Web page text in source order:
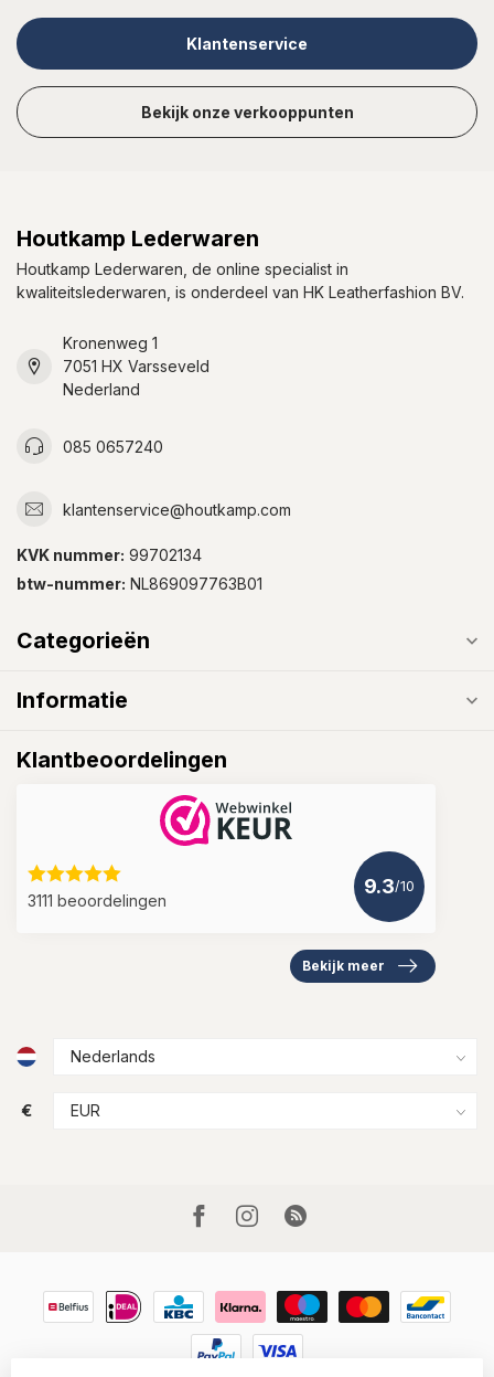
Klantenservice
Bekijk onze verkooppunten
Houtkamp Lederwaren
Houtkamp Lederwaren, de online specialist in
kwaliteitslederwaren, is onderdeel van HK Leatherfashion BV.
Kronenweg 1
7051 HX Varsseveld
Nederland
085 0657240
klantenservice@houtkamp.com
KVK nummer: 99702134
btw-nummer: NL869097763B01
Categorieën
Informatie
Klantbeoordelingen
3111 beoordelingen
9.3/10
Bekijk meer
€